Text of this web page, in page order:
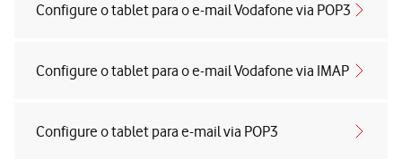
Configure o tablet para o e-mail Vodafone via POP3
Configure o tablet para o e-mail Vodafone via IMAP
Configure o tablet para e-mail via POP3